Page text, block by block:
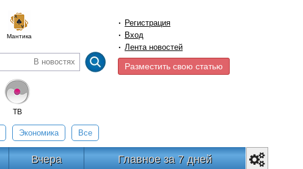
В новостях
Мантика
Регистрация
Вход
Лента новостей
Разместить свою статью
Экономика Все
Вчера Главное за 7 дней